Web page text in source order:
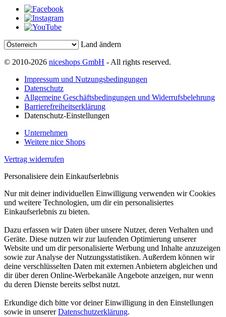
Land ändern
© 2010-2026 niceshops GmbH - All rights reserved.
Impressum und Nutzungsbedingungen
Datenschutz
Allgemeine Geschäftsbedingungen und Widerrufsbelehrung
Barrierefreiheitserklärung
Datenschutz-Einstellungen
Unternehmen
Weitere nice Shops
Vertrag widerrufen
Personalisiere dein Einkaufserlebnis
Nur mit deiner individuellen Einwilligung verwenden wir Cookies
und weitere Technologien, um dir ein personalisiertes
Einkaufserlebnis zu bieten.
Dazu erfassen wir Daten über unsere Nutzer, deren Verhalten und
Geräte. Diese nutzen wir zur laufenden Optimierung unserer
Website und um dir personalisierte Werbung und Inhalte anzuzeigen
sowie zur Analyse der Nutzungsstatistiken. Außerdem können wir
deine verschlüsselten Daten mit externen Anbietern abgleichen und
dir über deren Online-Werbekanäle Angebote anzeigen, nur wenn
du deren Dienste bereits selbst nutzt.
Erkundige dich bitte vor deiner Einwilligung in den Einstellungen
sowie in unsererDatenschutzerklärung.